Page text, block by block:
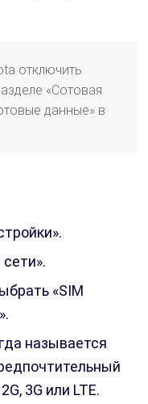
отключить
«Сотовая
данные» в
«SIM
называется
3G или LTE.